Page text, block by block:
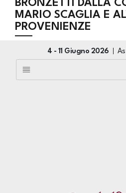
BRONZETTI DALLA
MARIO SCAGLIA E
PROVENIENZE
4 - 11 Giugno 2026